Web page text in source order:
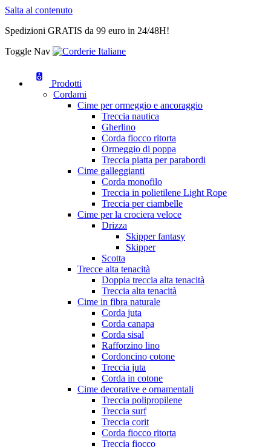
Salta al contenuto
Spedizioni GRATIS da 99 euro in 24/48H!
Toggle Nav
Prodotti
Cordami
Cime per ormeggio e ancoraggio
Treccia nautica
Gherlino
Corda fiocco ritorta
Ormeggio di poppa
Treccia piatta per parabordi
Cime galleggianti
Corda monofilo
Treccia in polietilene Light Rope
Treccia per ciambelle
Cime per la crociera veloce
Drizza
Skipper fantasy
Skipper
Scotta
Trecce alta tenacità
Doppia treccia alta tenacità
Treccia alta tenacità
Cime in fibra naturale
Corda juta
Corda canapa
Corda sisal
Rafforzino lino
Cordoncino cotone
Treccia juta
Corda in cotone
Cime decorative e ornamentali
Treccia polipropilene
Treccia surf
Treccia corit
Corda fiocco ritorta
Treccia fiocco